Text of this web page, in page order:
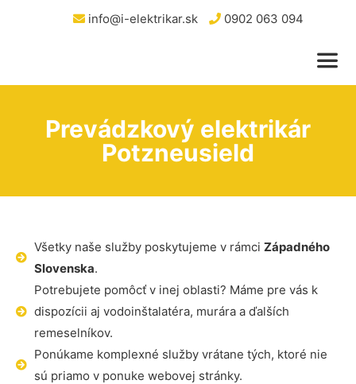
info@i-elektrikar.sk 0902 063 094
Prevádzkový elektrikár
Potzneusield
Všetky naše služby poskytujeme v rámci Západného
Slovenska.
Potrebujete pomôcť v inej oblasti? Máme pre vás k
dispozícii aj vodoinštalatéra, murára a ďalších
remeselníkov.
Ponúkame komplexné služby vrátane tých, ktoré nie
sú priamo v ponuke webovej stránky.